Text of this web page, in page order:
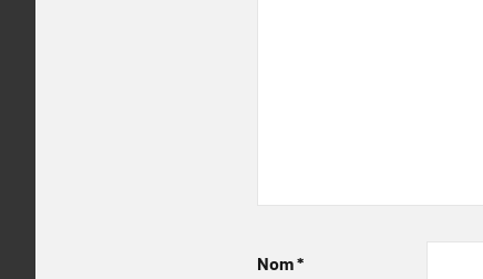
Nom*